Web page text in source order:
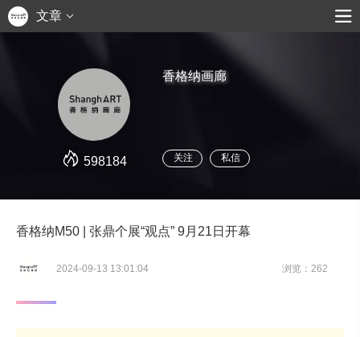
文章
598184
香格纳画廊
关注 私信
香格纳M50 | 张鼎个展“观点” 9月21日开幕
2024-09-13 13:01:04 浏览：262